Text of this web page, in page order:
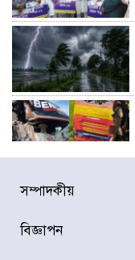
সম্পাদকীয়
বিজ্ঞাপন